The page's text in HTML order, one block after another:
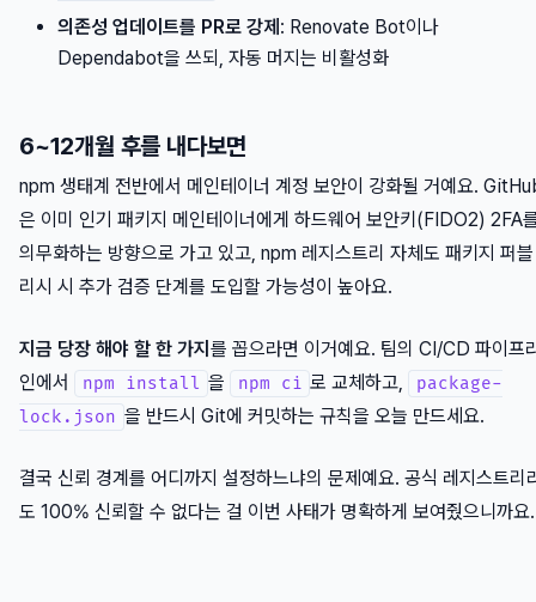
의존성 업데이트를 PR로 강제 : Renovate Bot이나
Dependabot을 쓰되, 자동 머지는 비활성화
6~12개월 후를 내다보면
npm 생태계 전반에서 메인테이너 계정 보안이 강화될 거예요.
은 이미 인기 패키지 메인테이너에게 하드웨어 보안키(FIDO2) 2FA
의무화하는 방향으로 가고 있고, npm 레지스트리 자체도 패키지 퍼블
리시 시 추가 검증 단계를 도입할 가능성이 높아요.
지금 당장 해야 할 한 가지 를 꼽으라면 이거예요. 팀의 CI/CD 파이프
인에서
npm install 을 npm ci 로 교체하고,
package-
lock.json 을 반드시 Git에 커밋하는 규칙을 오늘 만드세요.
결국 신뢰 경계를 어디까지 설정하느냐의 문제예요. 공식 레지스트리
도 100% 신뢰할 수 없다는 걸 이번 사태가 명확하게 보여줬으니까요.